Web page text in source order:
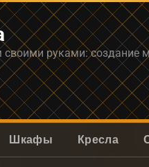
руками: создание
Шкафы Кресла